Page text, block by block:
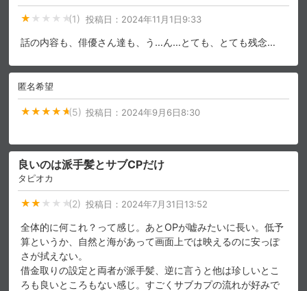
(1) 投稿日： 2024年11月1日9:33
話の内容も、俳優さん達も、う…ん…とても、とても残念…
匿名希望
(5) 投稿日： 2024年9月6日8:30
良いのは派手髪とサブCPだけ
タピオカ
(2) 投稿日： 2024年7月31日13:52
全体的に何これ？って感じ。あとOPが嘘みたいに長い。低予
算というか、自然と海があって画面上では映えるのに安っぽ
さが拭えない。
借金取りの設定と両者が派手髪、逆に言うと他は珍しいとこ
ろも良いところもない感じ。すごくサブカプの流れが好みで